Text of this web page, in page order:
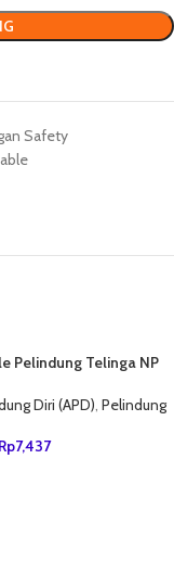
Safety
Pelindung Telinga NP
Diri (APD), Pelindung
Rp7,437